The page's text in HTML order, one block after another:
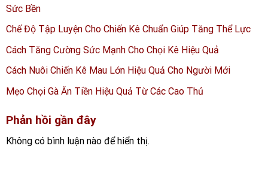
Sức Bền
Chế Độ Tập Luyện Cho Chiến Kê Chuẩn Giúp Tăng Thể Lực
Cách Tăng Cường Sức Mạnh Cho Chọi Kê Hiệu Quả
Cách Nuôi Chiến Kê Mau Lớn Hiệu Quả Cho Người Mới
Mẹo Chọi Gà Ăn Tiền Hiệu Quả Từ Các Cao Thủ
Phản hồi gần đây
Không có bình luận nào để hiển thị.